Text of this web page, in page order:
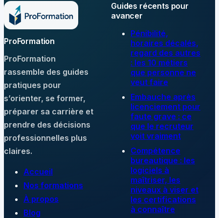
ProFormation
ProFormation
rassemble des guides
pratiques pour
s’orienter, se former,
préparer sa carrière et
prendre des décisions
professionnelles plus
claires.
Accueil
Nos formations
À propos
Blog
Guides récents pour
avancer
Pénibilité,
horaires décalés,
regard des autres
: les 10 métiers
que personne ne
veut faire
Embauche après
licenciement pour
faute grave : ce
que le recruteur
voit vraiment
Compétence
bureautique : les
logiciels à
maîtriser, les
niveaux à viser et
les certifications
à connaître